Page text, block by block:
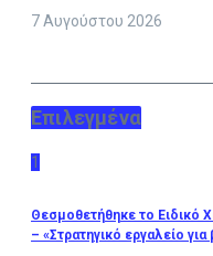
7 Αυγούστου 2026
Επιλεγμένα
1
Θεσμοθετήθηκε το Ειδικό
– «Στρατηγικό εργαλείο